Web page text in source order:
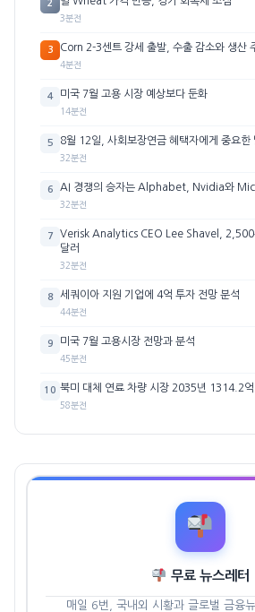
2
3분전
3 Corn 2-3센트 강세 출발, 수출 감소와 생산
4분전
4 미국 7월 고용 시장 예상보다 둔화
14분전
5 8월 12일, 사회보장연금 혜택자에게 중요한
32분전
6 AI 경쟁의 승자는 Alphabet, Nvidia와
32분전
7
Verisk Analytics CEO Lee Shavel,
달러
32분전
8 세쿼이아 지원 기업에 4억 투자 전망 분석
44분전
9 미국 7월 고용시장 전망과 분석
45분전
10 북미 대체 연료 차량 시장 2035년 1314.2억
58분전
무료 뉴스레터
매일 6번, 국내외 시황과 글로벌 금융